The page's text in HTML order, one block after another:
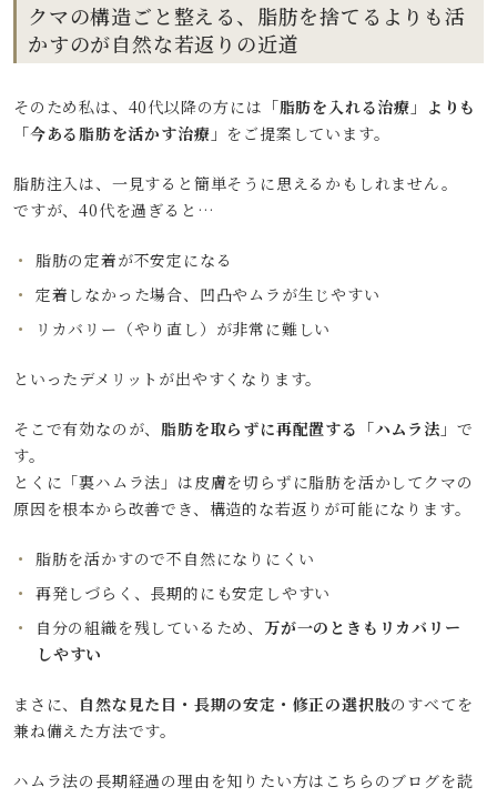
クマの構造ごと整える、脂肪を捨てるよりも活
かすのが自然な若返りの近道
そのため私は、40代以降の方には 「脂肪を入れる治療」よりも
「今ある脂肪を活かす治療」 をご提案しています。
脂肪注入は、一見すると簡単そうに思えるかもしれません。
ですが、40代を過ぎると…
脂肪の定着が不安定になる
定着しなかった場合、凹凸やムラが生じやすい
リカバリー（やり直し）が非常に難しい
といったデメリットが出やすくなります。
そこで有効なのが、 脂肪を取らずに再配置する「ハムラ法」 で
す。
とくに「裏ハムラ法」は皮膚を切らずに脂肪を活かしてクマの
原因を根本から改善でき、構造的な若返りが可能になります。
脂肪を活かすので不自然になりにくい
再発しづらく、長期的にも安定しやすい
自分の組織を残しているため、 万が一のときもリカバリー
しやすい
まさに、 自然な見た目・長期の安定・修正の選択肢のすべてを
兼ね備えた方法です。
ハムラ法の長期経過の理由を知りたい方はこちらのブログを読